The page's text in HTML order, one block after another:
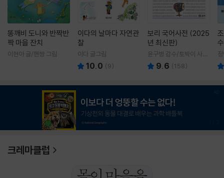
똥깨비 도니와 반짝반
짝 마을 잔치
이현아 글/핸짱 그림
이다의 날마다 자연관
찰
이다 글그림
10.0 (9)
보리 국어사전 (2025
년 최신판)
윤구병 감수/토박이 사전
편찬실 편
9.6 (158)
크레마클럽